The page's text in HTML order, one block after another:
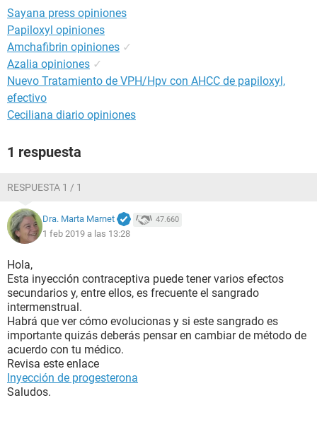
Sayana press opiniones
Papiloxyl opiniones
Amchafibrin opiniones ✓
Azalia opiniones ✓
Nuevo Tratamiento de VPH/Hpv con AHCC de papiloxyl,
efectivo
Ceciliana diario opiniones
1 respuesta
RESPUESTA 1 / 1
Dra. Marta Marnet 47.660
1 feb 2019 a las 13:28
Hola,
Esta inyección contraceptiva puede tener varios efectos
secundarios y, entre ellos, es frecuente el sangrado
intermenstrual.
Habrá que ver cómo evolucionas y si este sangrado es
importante quizás deberás pensar en cambiar de método de
acuerdo con tu médico.
Revisa este enlace
Inyección de progesterona
Saludos.